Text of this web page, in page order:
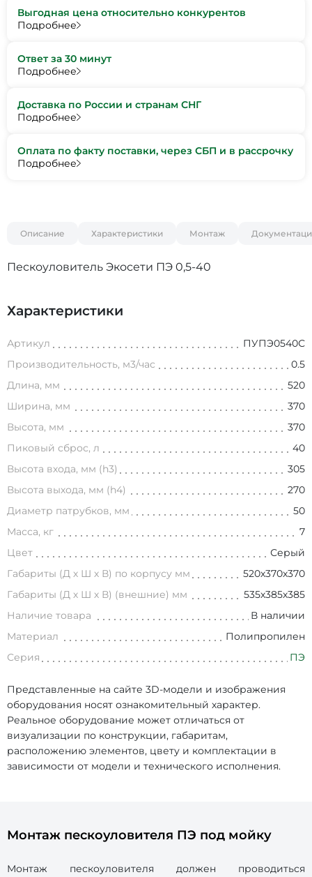
Выгодная цена относительно конкурентов
Подробнее
Ответ за 30 минут
Подробнее
Доставка по России и странам СНГ
Подробнее
Оплата по факту поставки, через СБП и в рассрочку
Подробнее
Описание Характеристики Монтаж
Пескоуловитель Экосети ПЭ 0,5-40
Характеристики
Артикул
ПУПЭ0540С
Производительность, м3/час
0.5
Длина, мм
520
Ширина, мм
370
Высота, мм
370
Пиковый сброс, л
40
Высота входа, мм (h3)
305
Высота выхода, мм (h4)
270
Диаметр патрубков, мм
50
Масса, кг
7
Цвет
Серый
Габариты (Д х Ш х В) по корпусу мм
520х370х370
Габариты (Д х Ш х В) (внешние) мм
535х385х385
Наличие товара
В наличии
Материал
Полипропилен
Серия
ПЭ
Представленные на сайте 3D-модели и изображения
оборудования носят ознакомительный характер.
Реальное оборудование может отличаться от
визуализации по конструкции, габаритам,
расположению элементов, цвету и комплектации в
зависимости от модели и технического исполнения.
Монтаж пескоуловителя ПЭ под мойку
Монтаж пескоуловителя должен проводиться